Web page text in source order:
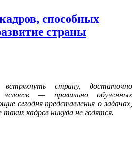
способных
страны
страну, достаточно
человек — правильно обученных
сегодня представления о задачах,
таких кадров никуда не годятся.